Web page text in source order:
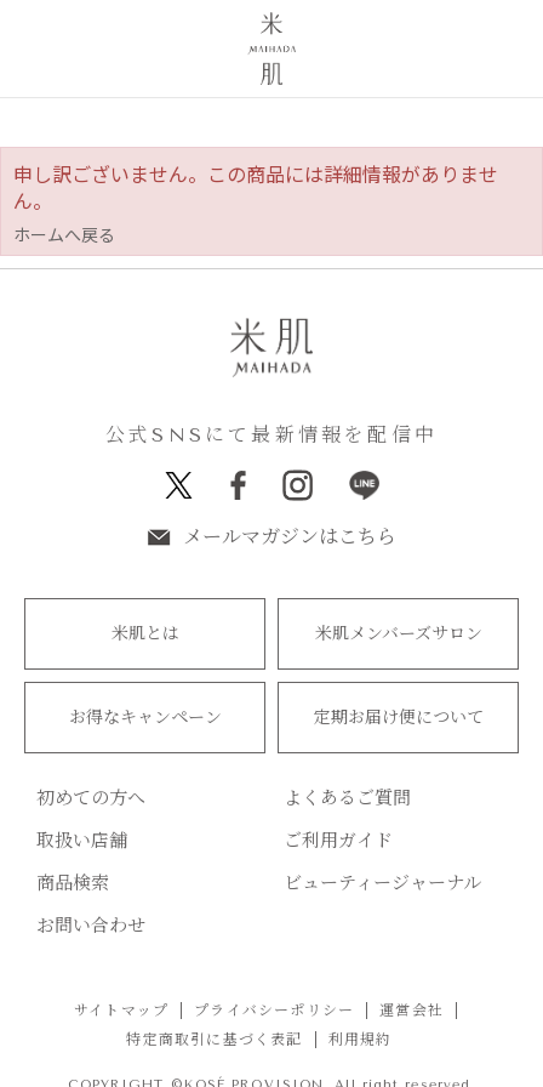
申し訳ございません。この商品には詳細情報がありませ
ん。
ホームへ戻る
公式SNSにて最新情報を配信中
メールマガジンはこちら
米肌とは 米肌メンバーズサロン
お得なキャンペーン 定期お届け便について
初めての方へ
よくあるご質問
取扱い店舗
ご利用ガイド
商品検索
ビューティージャーナル
お問い合わせ
サイトマップ プライバシーポリシー
運営会社
特定商取引に基づく表記
利用規約